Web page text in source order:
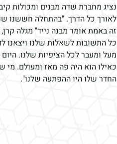
נציג מחברת שדה מבנים ומכולות
לאורך כל הדרך. "בהתחלה חששנו
זה באמת אומר מבנה נייד" מגלה
כל התשובות לשאלות שלנו ויצאנו
מעל ומעבר לכל הציפיות שלנו.
כאילו הוא היה פה מאז ומעולם. מי
החדר שלו היו ההפתעה שלנו".